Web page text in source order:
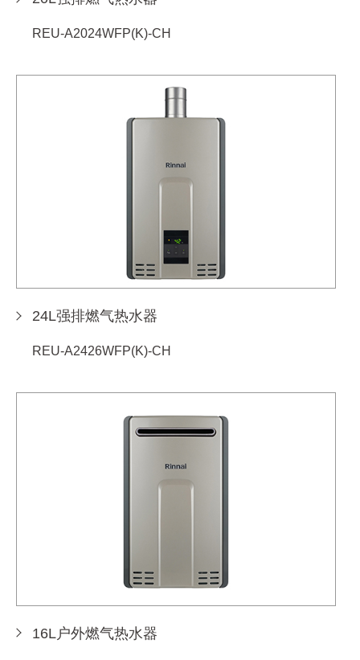
REU-A2024WFP(K)-CH
24L强排燃气热水器
REU-A2426WFP(K)-CH
16L户外燃气热水器